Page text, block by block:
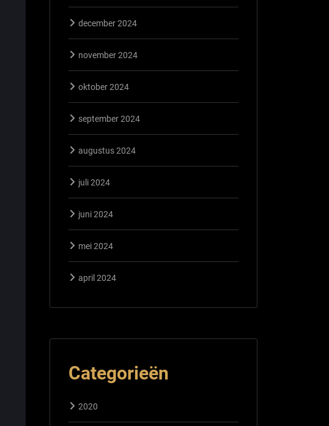
december 2024
november 2024
oktober 2024
september 2024
augustus 2024
juli 2024
juni 2024
mei 2024
april 2024
Categorieën
2020